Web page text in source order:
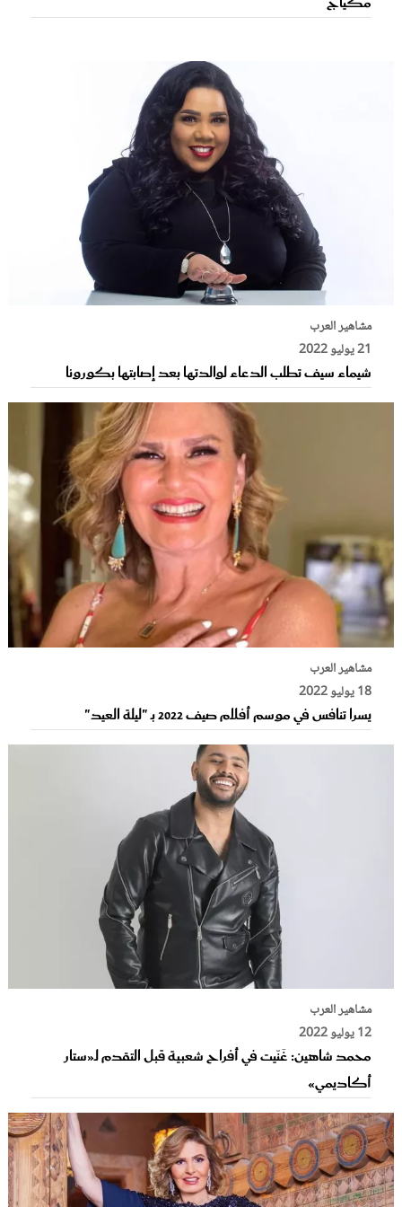
مشاهير العرب
21 يوليو 2022
شيماء سيف تطلب الدعاء لوالدتها بعد إصابتها بكورونا
مشاهير العرب
18 يوليو 2022
يسرا تنافس في موسم أفلام صيف 2022 بـ "ليلة العيد"
مشاهير العرب
12 يوليو 2022
محمد شاهين: غَنّيت في أفراح شعبية قبل التقدم لـ«ستار
أكاديمي»